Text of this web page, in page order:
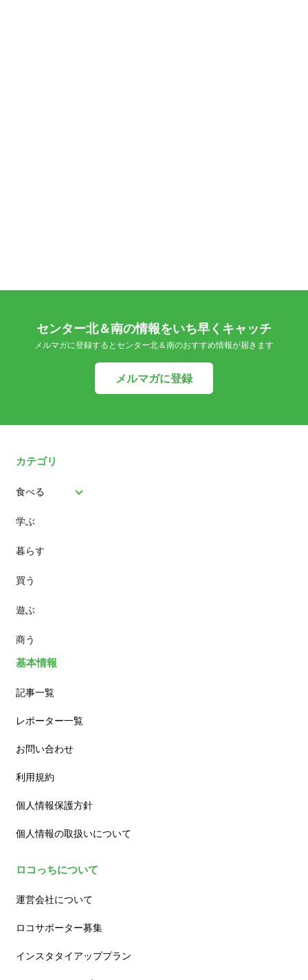
センター北＆南の情報をいち早くキャッチ
メルマガに登録するとセンター北＆南のおすすめ情報が届きます
メルマガに登録
カテゴリ
食べる
パン
スイーツ
ランチ
カフェ
学ぶ
暮らす
買う
遊ぶ
商う
基本情報
記事一覧
レポーター一覧
お問い合わせ
利用規約
個人情報保護方針
個人情報の取扱いについて
ロコっちについて
運営会社について
ロコサポーター募集
インスタタイアッププラン